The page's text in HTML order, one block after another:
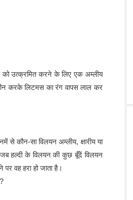
को उत्क्रमित करने के लिए एक अम्लीय
करके लिटमस का रंग वापस लाल कर
से कौन-सा विलयन अम्लीय, क्षारीय या
हल्दी के विलयन की कुछ बूँदें विलयन
वह हरा हो जाता है।